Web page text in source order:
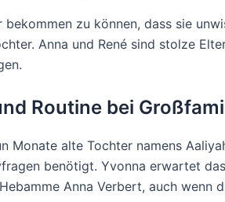
zu können, dass sie
Anna und René sind stolze
Routine bei
Monate alte Tochter namens
benötigt. Yvonna erwartet
Anna Verbert, auch wenn